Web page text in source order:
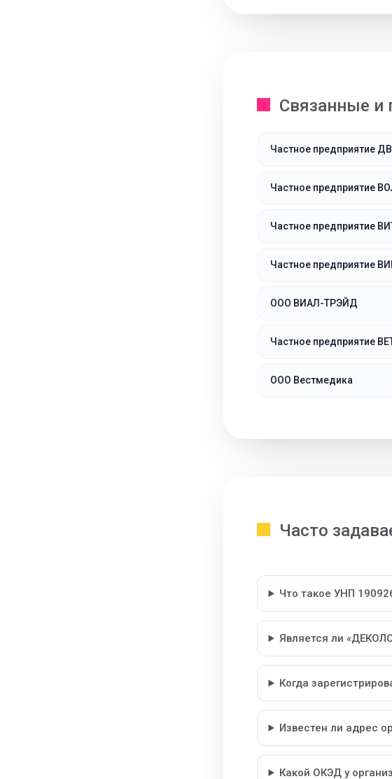
Связанные и
Частное предприятие
Частное предприятие
Частное предприятие
Частное предприятие
ООО ВИАЛ-ТРЭЙД
Частное предприятие
ООО Вестмедика
Часто
Что такое УНП
Является ли
Когда
Известен ли адрес
Какой ОКЭД у